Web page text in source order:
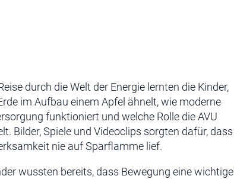
durch die Welt der Energie lernten die Kinder,
im Aufbau einem Apfel ähnelt, wie moderne
funktioniert und welche Rolle die AVU
Bilder, Spiele und Videoclips sorgten dafür, dass
nie auf Sparflamme lief.
wussten bereits, dass Bewegung eine wichtige